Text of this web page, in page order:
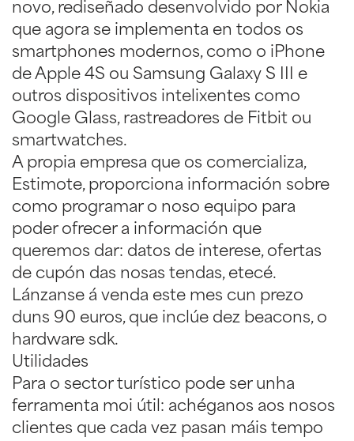
novo, rediseñado desenvolvido por Nokia
que agora se implementa en todos os
smartphones modernos, como o iPhone
de Apple 4S ou Samsung Galaxy S III e
outros dispositivos intelixentes como
Google Glass, rastreadores de Fitbit ou
smartwatches.
A propia empresa que os comercializa,
Estimote, proporciona información sobre
como programar o noso equipo para
poder ofrecer a información que
queremos dar: datos de interese, ofertas
de cupón das nosas tendas, etecé.
Lánzanse á venda este mes cun prezo
duns 90 euros, que inclúe dez beacons, o
hardware sdk.
Utilidades
Para o sector turístico pode ser unha
ferramenta moi útil: achéganos aos nosos
clientes que cada vez pasan máis tempo